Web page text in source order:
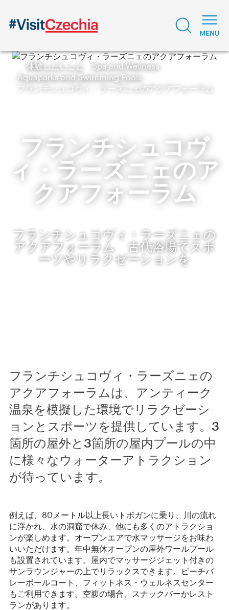
体験したいこと
Spa and Wellness
Aquaparks and Swimming Pools
フランチシュコヴィ・ラーズニェのアクアフォーラム
フランチシュコヴ
ィ・ラーズニェのア
クアフォーラム
フランチシュコヴィ・ラーズニェの
アクアフォーラム 古代浴場でスポ
ーツやリラクゼーションを
フランチシュコヴィ・ラーズニェの
アクアフォーラムは、アンティーク
温泉を模擬した環境でリラクゼーシ
ョンとスポーツを提供しています。3
箇所の屋外と3箇所の屋内プールの中
に様々なウォーターアトラクション
が待っています。
例えば、80メートル以上長いトボガンに乗り、川の流れ
に浮かれ、水の洞窟で休み、他にも多くのアトラクショ
ンが楽しめます。オープンエアで水マッサージをお味わ
いいただけます。年中無休オープンの屋外ワールプール
も設置されています。屋内でマッサージジェット付きの
サンラウンジャーの上でリラックスできます。ビーチバ
レーボールコート、フィットネス・ウェルネスセンター
もご利用できます。空腹の場合、スナックバーかレスト
ランがあります。